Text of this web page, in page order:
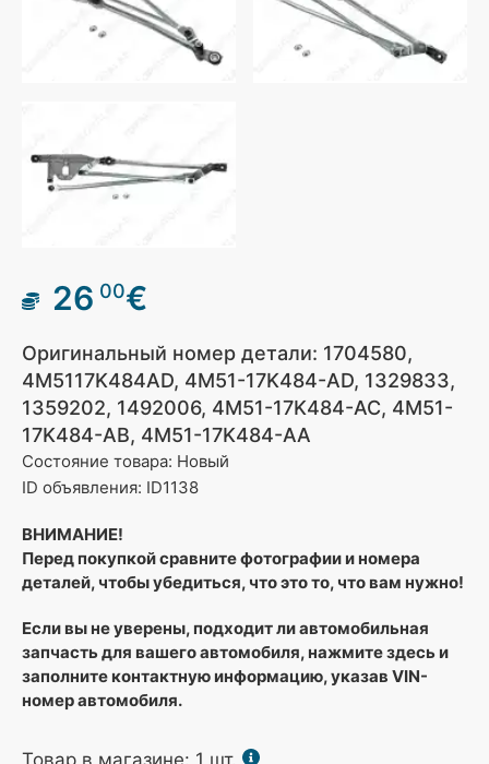
26 00€
Оригинальный номер детали: 1704580,
4M5117K484AD, 4M51-17K484-AD, 1329833,
1359202, 1492006, 4M51-17K484-AC, 4M51-
17K484-AB, 4M51-17K484-AA
Состояние товара: Новый
ID объявления: ID1138
ВНИМАНИЕ!
Перед покупкой сравните фотографии и номера
деталей, чтобы убедиться, что это то, что вам нужно!
Если вы не уверены, подходит ли автомобильная
запчасть для вашего автомобиля, нажмите здесь и
заполните контактную информацию, указав VIN-
номер автомобиля.